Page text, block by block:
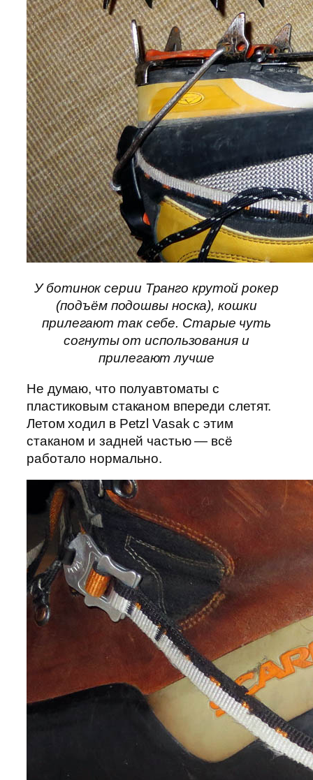
У ботинок серии Транго крутой рокер
(подъём подошвы носка), кошки
прилегают так себе. Старые чуть
согнуты от использования и
прилегают лучше
Не думаю, что полуавтоматы с
пластиковым стаканом впереди слетят.
Летом ходил в Petzl Vasak с этим
стаканом и задней частью — всё
работало нормально.